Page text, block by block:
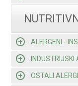
ALERGENI -
INDUSTRIJSKI
OSTALI